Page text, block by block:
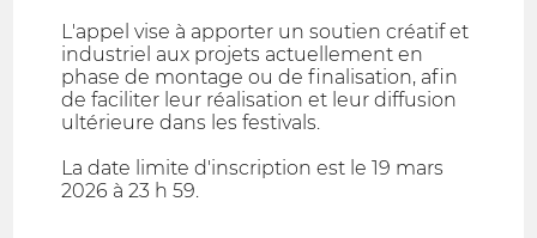
L'appel vise à apporter un soutien créatif et
industriel aux projets actuellement en
phase de montage ou de finalisation, afin
de faciliter leur réalisation et leur diffusion
ultérieure dans les festivals.
La date limite d'inscription est le 19 mars
2026 à 23 h 59.